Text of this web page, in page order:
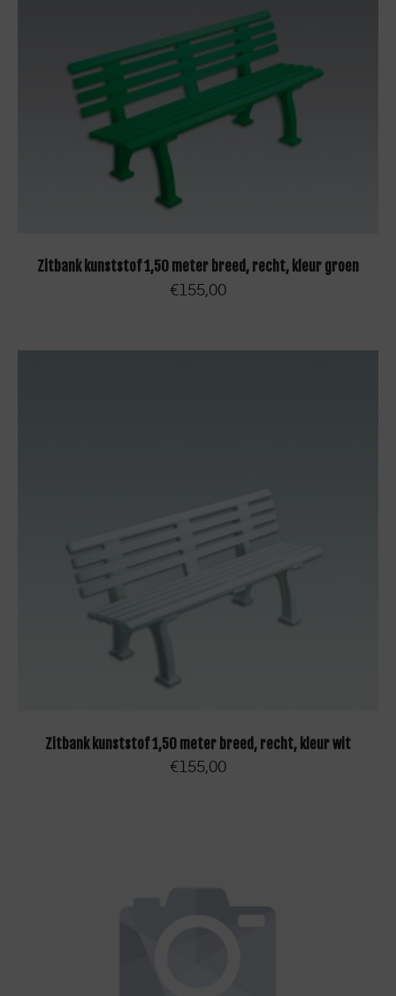
TOEVOEGEN AAN WINKELWAGEN
Zitbank kunststof 1,50 meter breed, recht, kleur groen
€155,00
TOEVOEGEN AAN WINKELWAGEN
Zitbank kunststof 1,50 meter breed, recht, kleur wit
€155,00